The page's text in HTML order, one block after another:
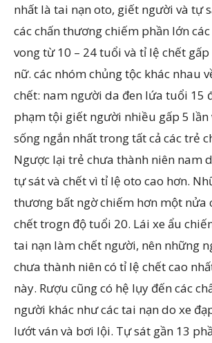
nhất là tai nạn oto, giết người và tự
các chấn thương chiếm phần lớn
vong từ 10 – 24 tuổi và tỉ lệ chết
nữ. các nhóm chủng tộc khác nhau
chết: nam người da đen lứa tuổi 15
phạm tội giết người nhiều gấp 5 lần
sống ngắn nhất trong tất cả các trẻ
Ngược lại trẻ chưa thành niên nam
tự sát và chết vì tỉ lệ oto cao hơn.
thương bất ngờ chiếm hơn một nửa
chết trogn độ tuổi 20. Lái xe ẩu
tai nạn làm chết người, nên những
chưa thành niên có tỉ lệ chết cao
này. Rượu cũng có hệ lụy đến các
người khác như các tai nạn do xe
lướt ván và bơi lội. Tự sát gần 13